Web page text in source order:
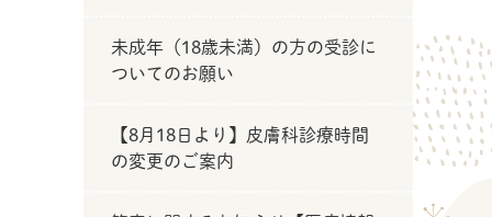
未成年（18歳未満）の方の受診に
ついてのお願い
【8月18日より】皮膚科診療時間
の変更のご案内